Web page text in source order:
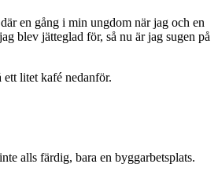
en gång i min ungdom när jag och en
blev jätteglad för, så nu är jag sugen på
litet kafé nedanför.
alls färdig, bara en byggarbetsplats.